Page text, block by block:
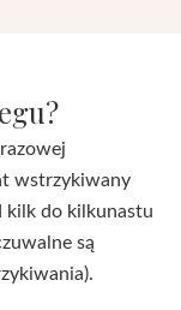
wstrzykiwany
kilk do kilkunastu
są